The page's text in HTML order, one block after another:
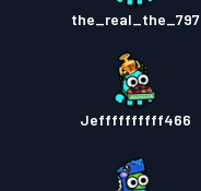
the_real_the_797
Jeffffffffff466